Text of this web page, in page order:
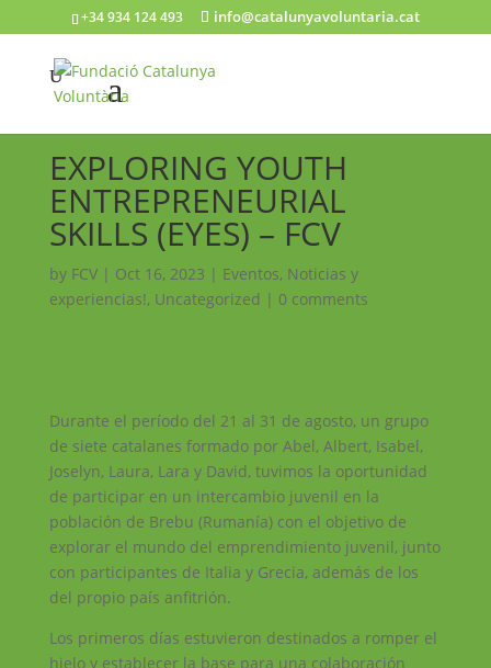
+34 934 124 493 info@catalunyavoluntaria.cat
EXPLORING YOUTH
ENTREPRENEURIAL
SKILLS (EYES) – FCV
by FCV| Oct 16, 2023 | Eventos, Noticias y
experiencias!, Uncategorized | 0 comments
Durante el período del 21 al 31 de agosto, un grupo
de siete catalanes formado por Abel, Albert, Isabel,
Joselyn, Laura, Lara y David, tuvimos la oportunidad
de participar en un intercambio juvenil en la
población de Brebu (Rumanía) con el objetivo de
explorar el mundo del emprendimiento juvenil, junto
con participantes de Italia y Grecia, además de los
del propio país anfitrión.
Los primeros días estuvieron destinados a romper el
hielo y establecer la base para una colaboración